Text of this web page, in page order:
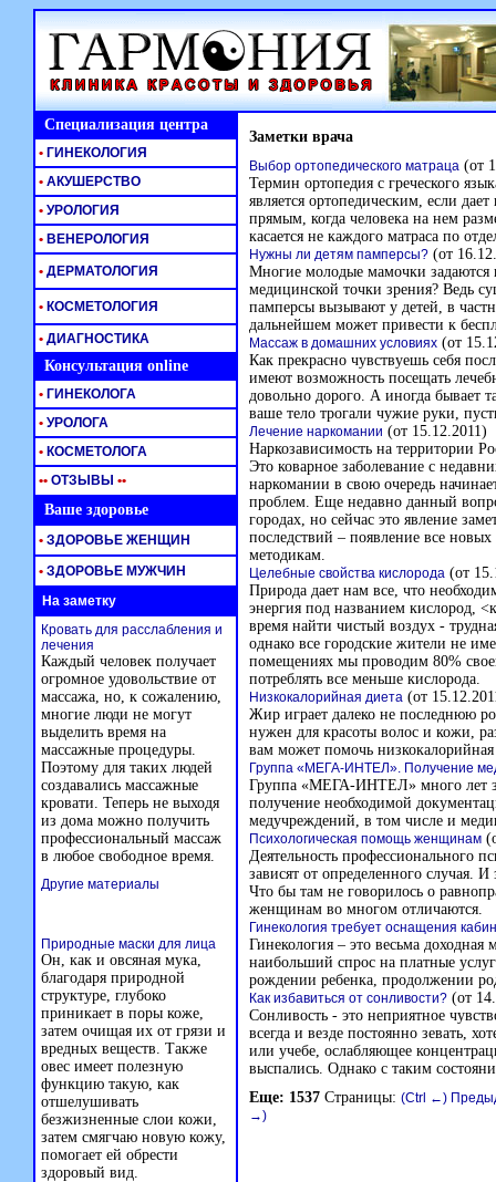
Специализация центра Заметки врача
Выбор ортопедического матраца (от
Термин ортопедия с греческого
является ортопедическим, если
прямым, когда человека на нем
касается не каждого матраса по
Нужны ли детям памперсы? (от
Многие молодые мамочки задаются
медицинской точки зрения? Ведь
памперсы вызывают у детей, в
дальнейшем может привести к
Массаж в домашних условиях (от
Как прекрасно чувствуешь себя
имеют возможность посещать
довольно дорого. А иногда бывает
ваше тело трогали чужие руки,
Лечение наркомании (от 15.12.2011)
Наркозависимость на территории
Это коварное заболевание с
наркомании в свою очередь
проблем. Еще недавно данный
городах, но сейчас это явление
последствий – появление все
методикам.
Целебные свойства кислорода (от
Природа дает нам все, что
энергия под названием кислород,
время найти чистый воздух -
однако все городские жители не
помещениях мы проводим 80%
потреблять все меньше кислорода.
Низкокалорийная диета (от
Жир играет далеко не последнюю
нужен для красоты волос и кожи,
вам может помочь низкокалорийная
Группа «МЕГА-ИНТЕЛ». Получение
Группа «МЕГА-ИНТЕЛ» много лет
получение необходимой
медучреждений, в том числе и
Психологическая помощь женщинам
Деятельность профессионального
зависят от определенного случая.
Что бы там не говорилось о
женщинам во многом отличаются.
Гинекология требует оснащения
Гинекология – это весьма доходная
наибольший спрос на платные
рождении ребенка, продолжении
Как избавиться от сонливости? (от
Сонливость - это неприятное
всегда и везде постоянно зевать,
или учебе, ослабляющее
выспались. Однако с таким
Еще: 1537 Страницы: (Ctrl ←)
→)
• ГИНЕКОЛОГИЯ
• АКУШЕРСТВО
• УРОЛОГИЯ
• ВЕНЕРОЛОГИЯ
• ДЕРМАТОЛОГИЯ
• КОСМЕТОЛОГИЯ
• ДИАГНОСТИКА
Консультация online
• ГИНЕКОЛОГА
• УРОЛОГА
• КОСМЕТОЛОГА
•• ОТЗЫВЫ ••
Ваше здоровье
• ЗДОРОВЬЕ ЖЕНЩИН
• ЗДОРОВЬЕ МУЖЧИН
На заметку
Кровать для расслабления и
лечения
Каждый человек получает
огромное удовольствие от
массажа, но, к сожалению,
многие люди не могут
выделить время на
массажные процедуры.
Поэтому для таких людей
создавались массажные
кровати. Теперь не выходя
из дома можно получить
профессиональный массаж
в любое свободное время.
Другие материалы
Природные маски для лица
Он, как и овсяная мука,
благодаря природной
структуре, глубоко
приникает в поры коже,
затем очищая их от грязи и
вредных веществ. Также
овес имеет полезную
функцию такую, как
отшелушивать
безжизненные слои кожи,
затем смягчаю новую кожу,
помогает ей обрести
здоровый вид.